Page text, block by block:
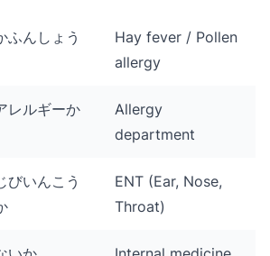
ふんしょう
Hay fever / Pollen
allergy
レルギーか
Allergy
department
びいんこう
ENT (Ear, Nose,
Throat)